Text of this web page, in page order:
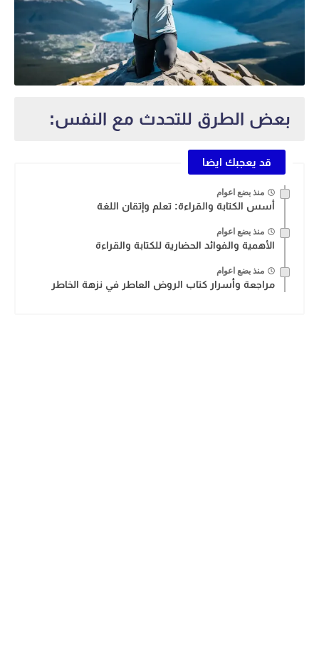
بعض الطرق للتحدث مع النفس:
قد يعجبك ايضا
منذ بضع اعوام
أسس الكتابة والقراءة: تعلم وإتقان اللغة
منذ بضع اعوام
الأهمية والفوائد الحضارية للكتابة والقراءة
منذ بضع اعوام
مراجعة وأسرار كتاب الروض العاطر في نزهة الخاطر